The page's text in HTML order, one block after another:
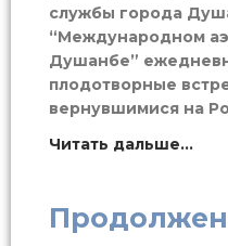
службы города
“Международном
Душанбе”
плодотворные
вернувшимися на
Читать дальше...